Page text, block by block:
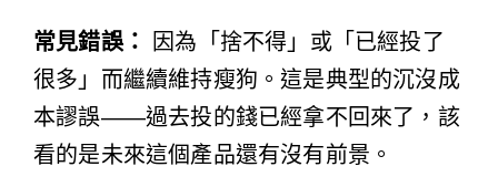
常見錯誤：
因為「捨不得」或「已經投了
很多」而繼續維持瘦狗。這是典型的沉沒成
本謬誤——過去投的錢已經拿不回來了，該
看的是未來這個產品還有沒有前景。